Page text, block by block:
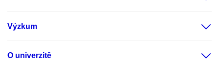
Výzkum
O univerzitě